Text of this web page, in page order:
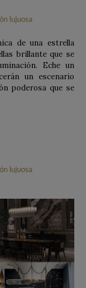
de una estrella
brillante que se
Eche un
un escenario
poderosa que se